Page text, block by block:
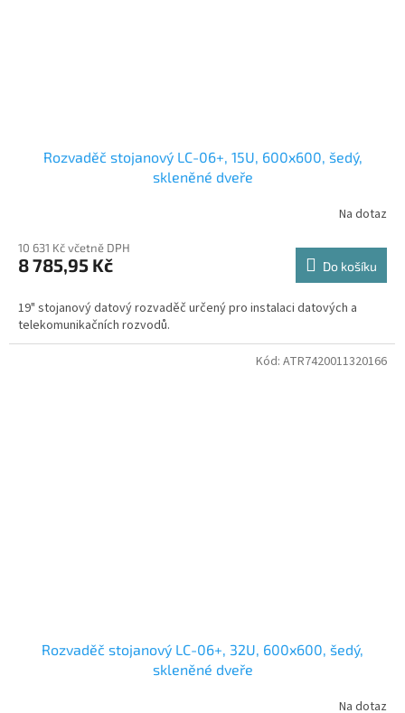
Rozvaděč stojanový LC-06+, 15U, 600x600, šedý,
skleněné dveře
Na dotaz
10 631 Kč včetně DPH
8 785,95 Kč Do košíku
19" stojanový datový rozvaděč určený pro instalaci datových a
telekomunikačních rozvodů.
Rozvaděč stojanový LC-06+, 32U, 600x600, šedý,
skleněné dveře
Na dotaz
Kód: ATR7420011320166